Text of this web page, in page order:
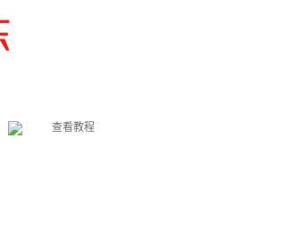
查看教程